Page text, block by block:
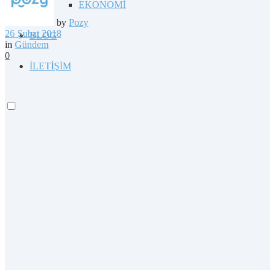
EKONOMİ
BLOG
İLETİŞİM
by Pozy
26 Şubat 2018
in Gündem
0